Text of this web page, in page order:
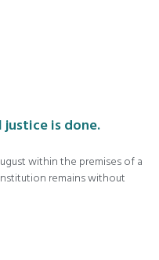
is done.
within the premises of a
remains without